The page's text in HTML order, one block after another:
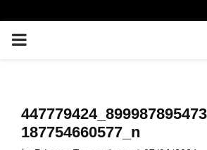
PRIMARY
187754660577_n